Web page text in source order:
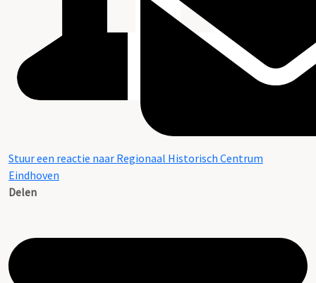
Stuur een reactie naar Regionaal Historisch Centrum
Eindhoven
Delen